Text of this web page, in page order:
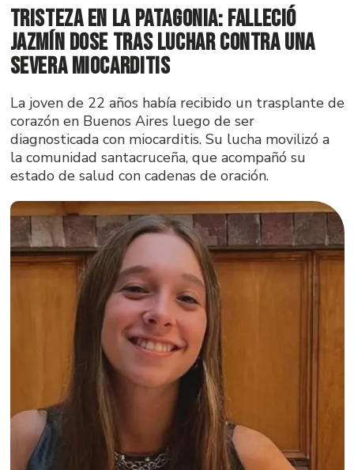
Tristeza en la Patagonia: falleció
Jazmín Dose tras luchar contra una
severa miocarditis
La joven de 22 años había recibido un trasplante de
corazón en Buenos Aires luego de ser
diagnosticada con miocarditis. Su lucha movilizó a
la comunidad santacruceña, que acompañó su
estado de salud con cadenas de oración.